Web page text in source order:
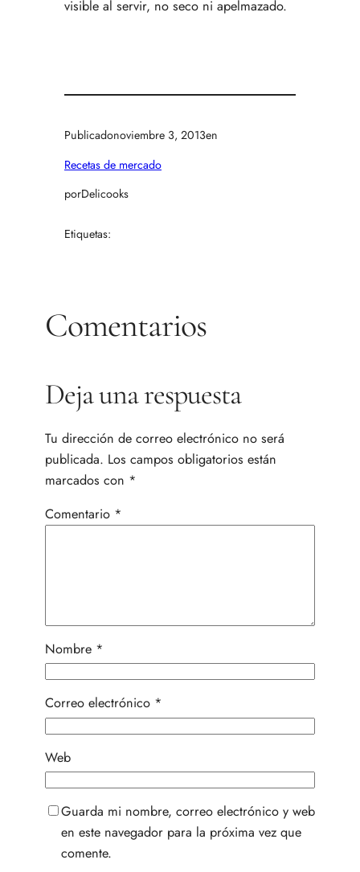
visible al servir, no seco ni apelmazado.
Publicadonoviembre 3, 2013en
Recetas de mercado
porDelicooks
Etiquetas:
Comentarios
Deja una respuesta
Tu dirección de correo electrónico no será
publicada. Los campos obligatorios están
marcados con *
Comentario *
Nombre *
Correo electrónico *
Web
Guarda mi nombre, correo electrónico y web
en este navegador para la próxima vez que
comente.